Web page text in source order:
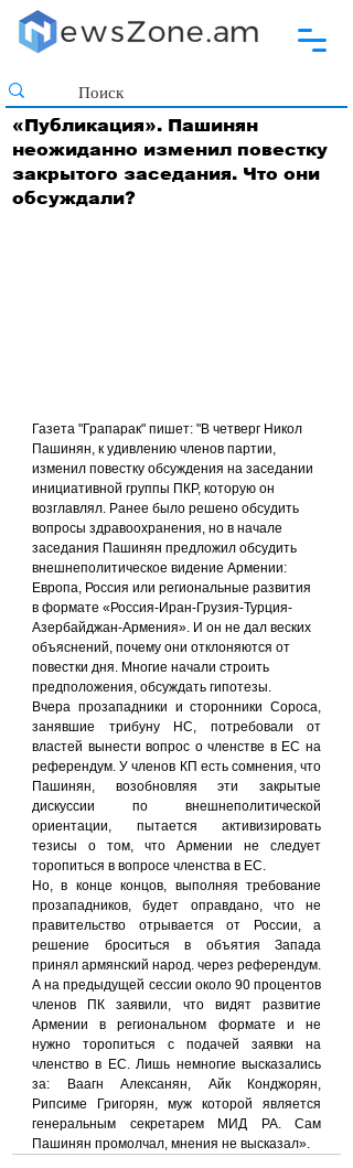
«Публикация». Пашинян
неожиданно изменил повестку
закрытого заседания. Что они
обсуждали?
Газета "Грапарак" пишет: "В четверг Никол
Пашинян, к удивлению членов партии,
изменил повестку обсуждения на заседании
инициативной группы ПКР, которую он
возглавлял. Ранее было решено обсудить
вопросы здравоохранения, но в начале
заседания Пашинян предложил обсудить
внешнеполитическое видение Армении:
Европа, Россия или региональные развития
в формате «Россия-Иран-Грузия-Турция-
Азербайджан-Армения». И он не дал веских
объяснений, почему они отклоняются от
повестки дня. Многие начали строить
предположения, обсуждать гипотезы.
Вчера прозападники и сторонники Сороса,
занявшие трибуну НС, потребовали от
властей вынести вопрос о членстве в ЕС на
референдум. У членов КП есть сомнения, что
Пашинян, возобновляя эти закрытые
дискуссии по внешнеполитической
ориентации, пытается активизировать
тезисы о том, что Армении не следует
торопиться в вопросе членства в ЕС.
Но, в конце концов, выполняя требование
прозападников, будет оправдано, что не
правительство отрывается от России, а
решение броситься в объятия Запада
принял армянский народ. через референдум.
А на предыдущей сессии около 90 процентов
членов ПК заявили, что видят развитие
Армении в региональном формате и не
нужно торопиться с подачей заявки на
членство в ЕС. Лишь немногие высказались
за: Ваагн Алексанян, Айк Конджорян,
Рипсиме Григорян, муж которой является
генеральным секретарем МИД РА. Сам
Пашинян промолчал, мнения не высказал».